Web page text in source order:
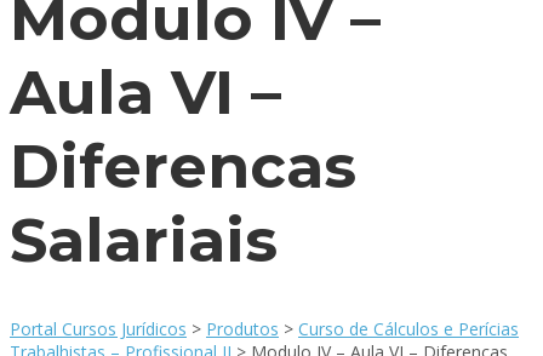
Modulo IV –
Aula VI –
Diferencas
Salariais
Portal Cursos Jurídicos > Produtos > Curso de Cálculos e Perícias